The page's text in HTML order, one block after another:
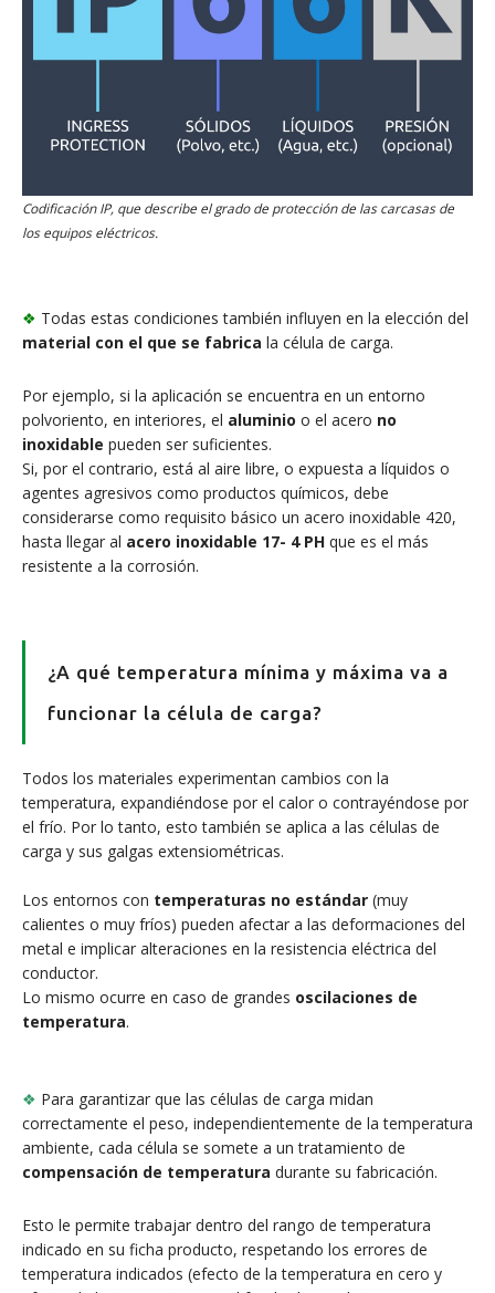
Codificación IP, que describe el grado de protección de las carcasas de
los equipos eléctricos.
❖ Todas estas condiciones también influyen en la elección del
material con el que se fabrica la célula de carga.
Por ejemplo, si la aplicación se encuentra en un entorno
polvoriento, en interiores, el aluminio o el acero no
inoxidable pueden ser suficientes.
Si, por el contrario, está al aire libre, o expuesta a líquidos o
agentes agresivos como productos químicos, debe
considerarse como requisito básico un acero inoxidable 420,
hasta llegar al acero inoxidable 17- 4 PH que es el más
resistente a la corrosión.
¿A qué temperatura mínima y máxima va a
funcionar la célula de carga?
Todos los materiales experimentan cambios con la
temperatura, expandiéndose por el calor o contrayéndose por
el frío. Por lo tanto, esto también se aplica a las células de
carga y sus galgas extensiométricas.
Los entornos con temperaturas no estándar (muy
calientes o muy fríos) pueden afectar a las deformaciones del
metal e implicar alteraciones en la resistencia eléctrica del
conductor.
Lo mismo ocurre en caso de grandes oscilaciones de
temperatura.
❖ Para garantizar que las células de carga midan
correctamente el peso, independientemente de la temperatura
ambiente, cada célula se somete a un tratamiento de
compensación de temperatura durante su fabricación.
Esto le permite trabajar dentro del rango de temperatura
indicado en su ficha producto, respetando los errores de
temperatura indicados (efecto de la temperatura en cero y